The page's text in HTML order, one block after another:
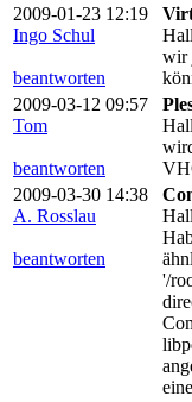
2009-01-23 12:19
Ingo Schul
beantworten
wir
2009-03-12 09:57
Tom
beantworten
2009-03-30 14:38
A. Rosslau
beantworten
'/